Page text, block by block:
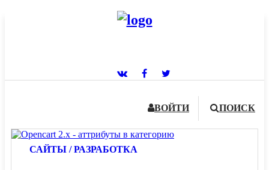
ВОЙТИ ПОИСК
САЙТЫ / РАЗРАБОТКА